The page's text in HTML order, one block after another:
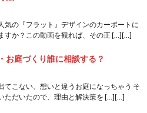
気の『フラット』デザインのカーポートに
すか？この動画を観れば、その正 […][…]
お庭づくり誰に相談する？
てこない、想いと違うお庭になっちゃう そ
ただいたので、理由と解決策を […][…]